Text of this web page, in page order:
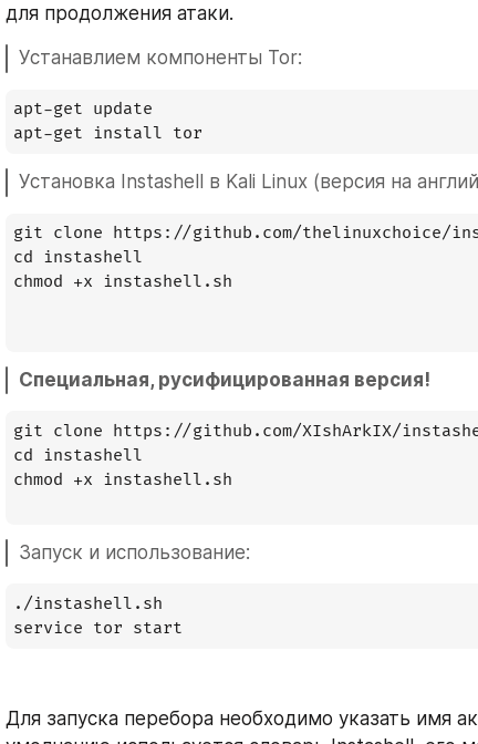
для продолжения атаки.
Устанавлием компоненты Tor:
apt-get update
Установка Instashell в Kali Linux (версия на
git clone https://github.com/thelinuxchoice/
cd instashell
chmod +x instashell.sh
Специальная, русифицированная версия!
git clone https://github.com/XIshArkIX/
cd instashell
chmod +x instashell.sh
Запуск и использование:
./instashell.sh
Для запуска перебора необходимо указать имя